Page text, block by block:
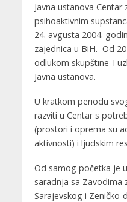
Javna ustanova
psihoaktivnim
24. avgusta 2004.
zajednica u BiH. Od
odlukom skupštine
Javna ustanova.
U kratkom periodu
razviti u Centar s
(prostori i oprema su
aktivnosti) i ljudskim
Od samog početka je
saradnja sa Zavodima
Sarajevskog i